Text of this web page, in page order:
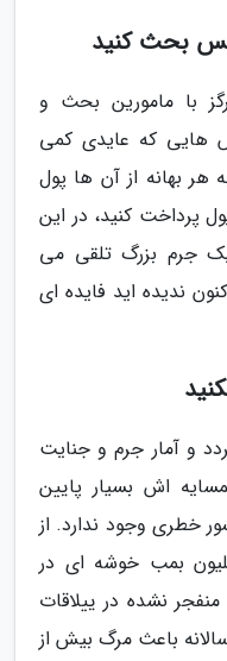
بحث کنید
با مامورین بحث و
هایی که عایدی کمی
هر بهانه از آن ها پول
پرداخت کنید، در این
جرم بزرگ تلقی می
ندیده اید فایده ای
و آمار جرم و جنایت
اش بسیار پایین
خطری وجود ندارد. از
تا 1973 تعداد 260 میلیون بمب خوشه ای در
نشده در ییلاقات
باعث مرگ بیش از